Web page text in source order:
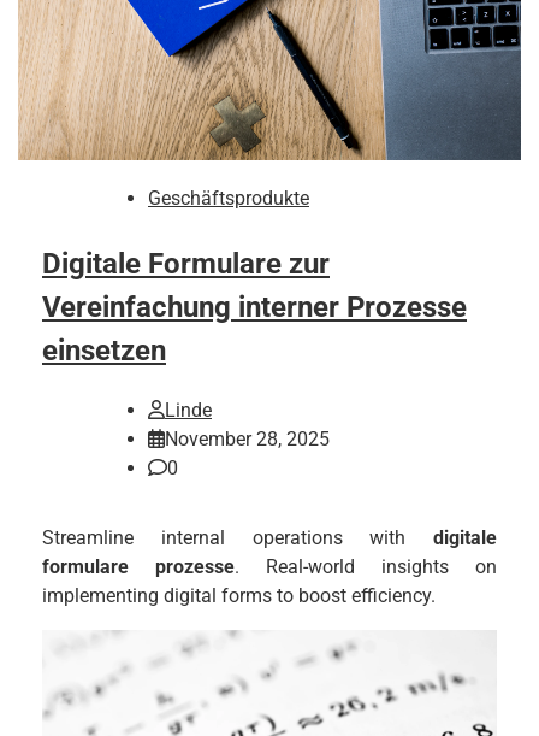
Geschäftsprodukte
Digitale Formulare zur
Vereinfachung interner Prozesse
einsetzen
Linde
November 28, 2025
0
Streamline internal operations with digitale
formulare prozesse. Real-world insights on
implementing digital forms to boost efficiency.